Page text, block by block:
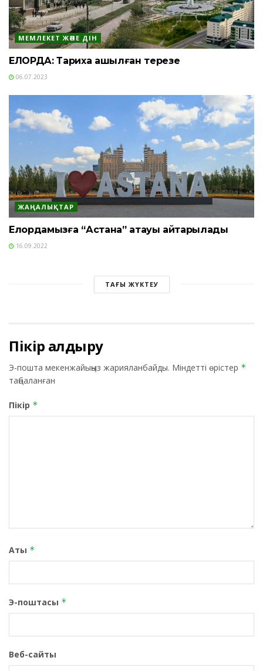
МЕМЛЕКЕТ ЖӘНЕ ДІН
ЕЛОРДА: Тарихқа ашылған терезе
06.07.2023
ЖАҢАЛЫҚТАР
Елордамызға “Астана” атауы қайтарылады
16.09.2022
ТАҒЫ ЖҮКТЕУ
Пікір қалдыру
Э-пошта мекенжайыңыз жарияланбайды. Міндетті өрістер *
таңбаланған
Пікір *
Аты *
Э-поштасы *
Веб-сайты